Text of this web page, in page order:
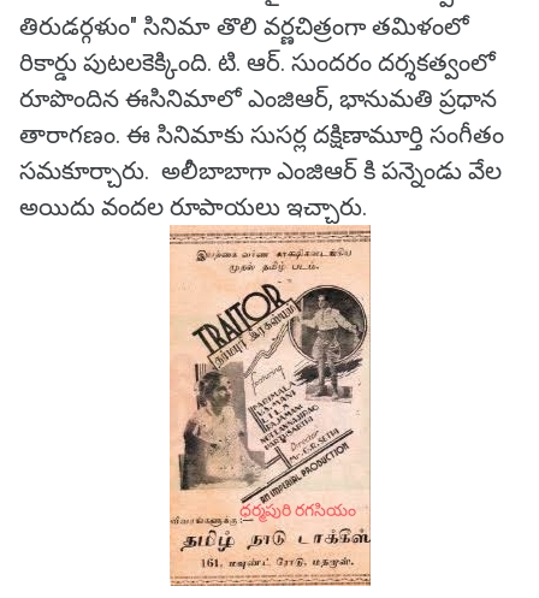
తిరుడర్గళుం" సినిమా తొలి వర్ణచిత్రంగా తమిళంలో
రికార్డు పుటలకెక్కింది. టి. ఆర్. సుందరం దర్శకత్వంలో
రూపొందిన ఈసినిమాలో ఎంజిఆర్, భానుమతి ప్రధాన
తారాగణం. ఈ సినిమాకు సుసర్ల దక్షిణామూర్తి సంగీతం
సమకూర్చారు. అలీబాబాగా ఎంజిఆర్ కి పన్నెండు వేల
అయిదు వందల రూపాయలు ఇచ్చారు.